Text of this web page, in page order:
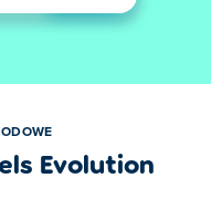
Evolution